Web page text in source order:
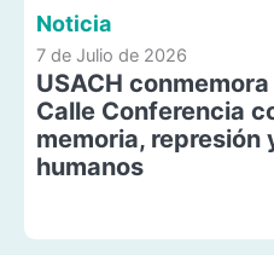
Noticia
7 de Julio de 2026
USACH
Calle Conferencia
memoria, represión
humanos